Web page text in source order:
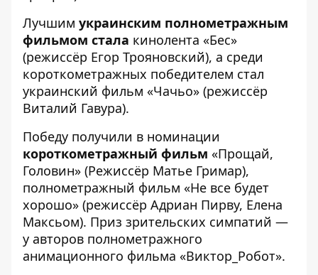
Лучшим украинским полнометражным
фильмом стала кинолента «Бес»
(режиссёр Егор Трояновский), а среди
короткометражных победителем стал
украинский фильм «Чачьo» (режиссёр
Виталий Гавура).
Победу получили в номинации
короткометражный фильм «Прощай,
Головин» (Режиссёр Матье Гримар),
полнометражный фильм «Не все будет
хорошо» (режиссёр Адриан Пирву, Елена
Максьом). Приз зрительских симпатий —
у авторов полнометражного
анимационного фильма «Виктор_Робот».